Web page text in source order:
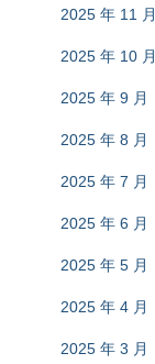
2025 年 11 月
2025 年 10 月
2025 年 9 月
2025 年 8 月
2025 年 7 月
2025 年 6 月
2025 年 5 月
2025 年 4 月
2025 年 3 月